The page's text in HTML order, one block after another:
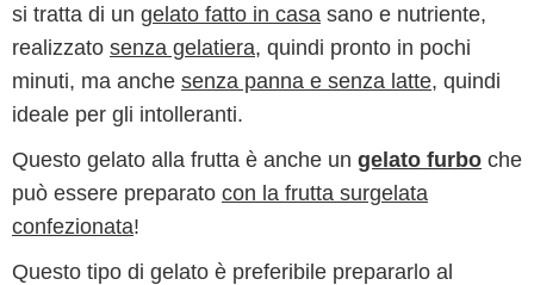
si tratta di un gelato fatto in casa sano e nutriente,
realizzato senza gelatiera, quindi pronto in pochi
minuti, ma anche senza panna e senza latte, quindi
ideale per gli intolleranti.
Questo gelato alla frutta è anche un gelato furbo che
può essere preparato con la frutta surgelata
confezionata!
Questo tipo di gelato è preferibile prepararlo al